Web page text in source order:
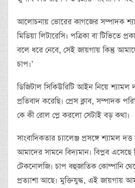
আলোচনায় ভোরের কাগজের সম্পাদক
মিডিয়া লিটারেসি। পত্রিকা বা টিভিতে
বলে ধরে নেবে, সেই জায়গায় কিন্তু
চাপ।’
ডিজিটাল সিকিউরিটি আইন নিয়ে
প্রতিবাদ করেছি। প্রেস ক্লাব, সম্পাদক
কে কী রোল প্লে করলো সেটাই বড় কথা।
সাংবাদিকতার চ্যালেঞ্জ প্রসঙ্গে শ্যামল
আমাদের সামনে বিদ্যমান। বিপ্লব
টেকনোলজি। চাপ বহুজাতিক কোম্পানি
প্রত্যাশা আছে। মুক্তিযুদ্ধ, এই জায়গায়